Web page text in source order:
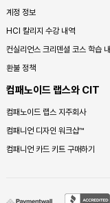
계정 정보
HCI 칼리지 수강 내역
컨실리언스 크리덴셜 코스 학습
환불 정책
컴패노이드 랩스와 CIT
컴패노이드 랩스 지주회사
컴패니언 디자인 워크샵™
컴패니언 카드 키트 구매하기